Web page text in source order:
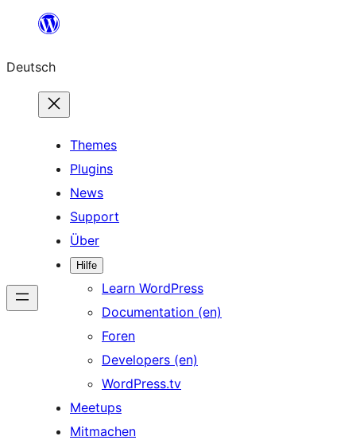
springen
Deutsch
Themes
Plugins
News
Support
Über
Hilfe
Learn WordPress
Documentation (en)
Foren
Developers (en)
WordPress.tv
Meetups
Mitmachen